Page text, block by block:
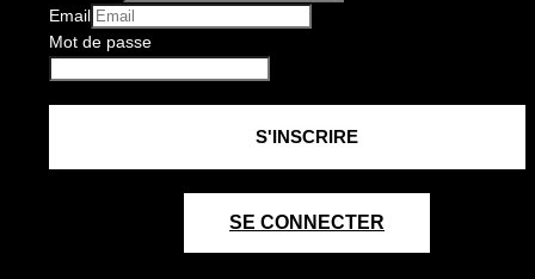
Email
Mot de passe
SE CONNECTER